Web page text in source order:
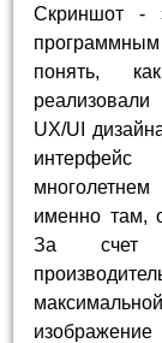
Скриншот -
понять,
UX/UI
интерфейс
именно там,
За счет